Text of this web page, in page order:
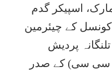
اسپیکر گدم
کونسل کے چیئرمین
پردیش
سی سی) کے صدر